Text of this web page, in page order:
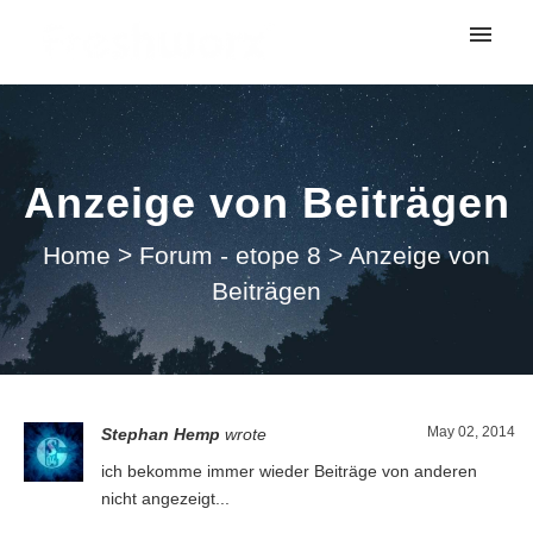
My tickets
Submit ticket
Login
Anzeige von Beiträgen
Home > Forum - etope 8 > Anzeige von
Beiträgen
May 02, 2014
Stephan Hemp wrote
ich bekomme immer wieder Beiträge von anderen
nicht angezeigt...